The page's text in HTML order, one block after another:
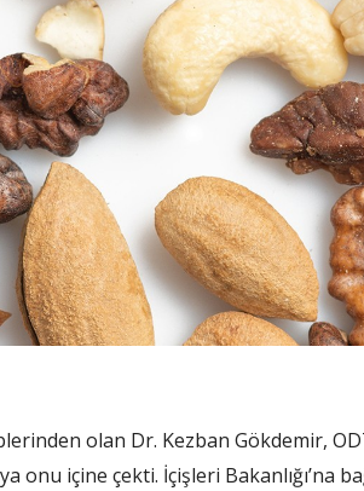
olan Dr. Kezban Gökdemir,
onu içine çekti. İçişleri Bakanlığı’na